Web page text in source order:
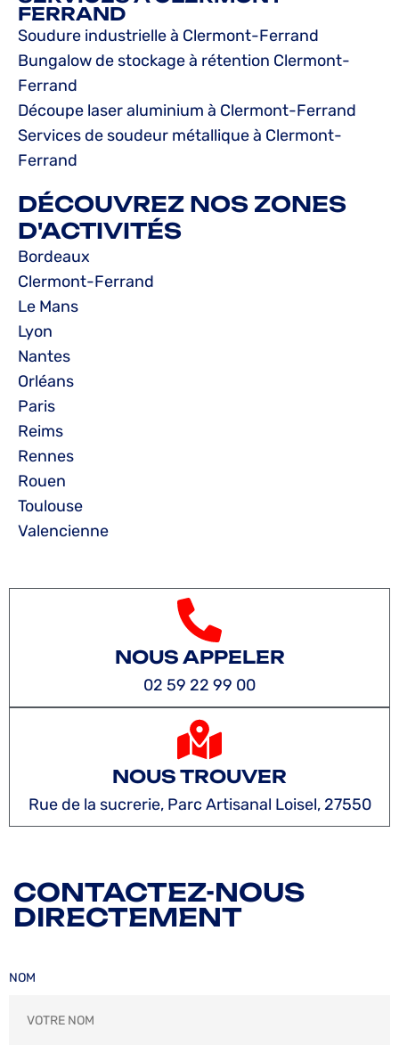
FERRAND
Soudure industrielle à Clermont-Ferrand
Bungalow de stockage à rétention Clermont-
Ferrand
Découpe laser aluminium à Clermont-Ferrand
Services de soudeur métallique à Clermont-
Ferrand
DÉCOUVREZ NOS ZONES
D'ACTIVITÉS
Bordeaux
Clermont-Ferrand
Le Mans
Lyon
Nantes
Orléans
Paris
Reims
Rennes
Rouen
Toulouse
Valencienne
NOUS APPELER
02 59 22 99 00
NOUS TROUVER
Rue de la sucrerie, Parc Artisanal Loisel, 27550
CONTACTEZ-NOUS
DIRECTEMENT
NOM